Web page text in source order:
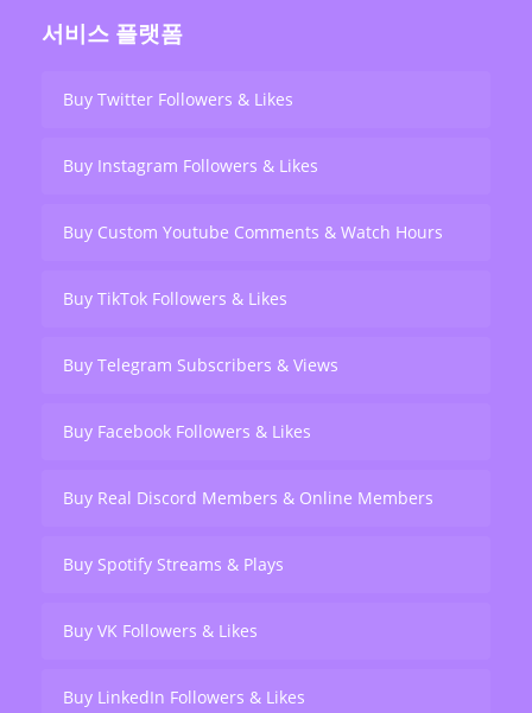
서비스 플랫폼
Buy Twitter Followers & Likes
Buy Instagram Followers & Likes
Buy Custom Youtube Comments & Watch Hours
Buy TikTok Followers & Likes
Buy Telegram Subscribers & Views
Buy Facebook Followers & Likes
Buy Real Discord Members & Online Members
Buy Spotify Streams & Plays
Buy VK Followers & Likes
Buy LinkedIn Followers & Likes